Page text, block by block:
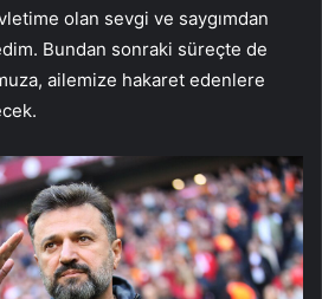
olan sevgi ve saygımdan
Bundan sonraki süreçte de
ailemize hakaret edenlere